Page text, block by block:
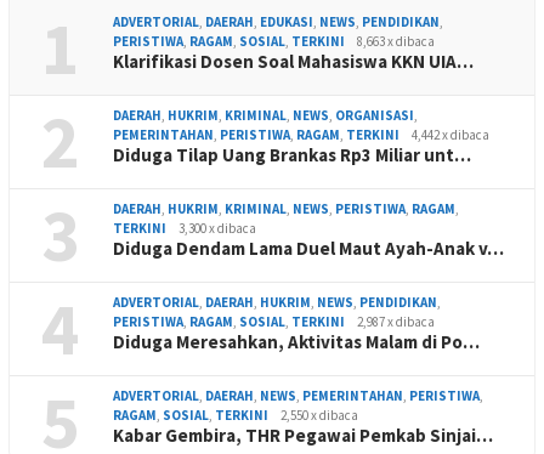
1 ADVERTORIAL DAERAH EDUKASI NEWS PENDIDIKAN
PERISTIWA RAGAM SOSIAL TERKINI 8,663 x dibaca
Klarifikasi Dosen Soal Mahasiswa KKN UIA…
2 DAERAH HUKRIM KRIMINAL NEWS ORGANISASI
PEMERINTAHAN PERISTIWA RAGAM TERKINI 4,442 x dibaca
Diduga Tilap Uang Brankas Rp3 Miliar unt…
3 DAERAH HUKRIM KRIMINAL NEWS PERISTIWA RAGAM
TERKINI
3,300 x dibaca
Diduga Dendam Lama Duel Maut Ayah-Anak v…
4 ADVERTORIAL DAERAH HUKRIM NEWS PENDIDIKAN
PERISTIWA RAGAM SOSIAL TERKINI 2,987 x dibaca
Diduga Meresahkan, Aktivitas Malam di Po…
5 ADVERTORIAL DAERAH NEWS PEMERINTAHAN PERISTIWA
RAGAM SOSIAL TERKINI 2,550 x dibaca
Kabar Gembira, THR Pegawai Pemkab Sinjai…